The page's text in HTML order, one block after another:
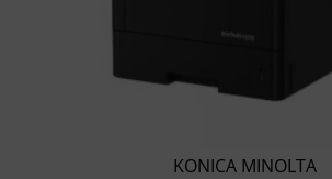
KONICA MINOLTA